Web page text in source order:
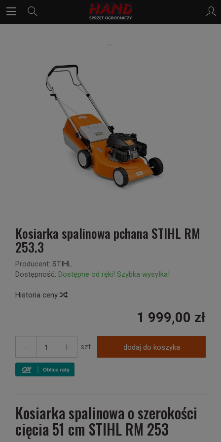
Kosiarka spalinowa pchana STIHL RM
253.3
Producent: STIHL
Dostępność: Dostępne od ręki! Szybka wysyłka!
Historia ceny
1 999,00 zł
szt. dodaj do koszyka
Kosiarka spalinowa o szerokości
cięcia 51 cm STIHL RM 253